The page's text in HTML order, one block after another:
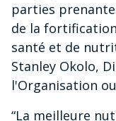
parties
de la
santé et de
Stanley Okolo,
l'Organisation
“La meilleure